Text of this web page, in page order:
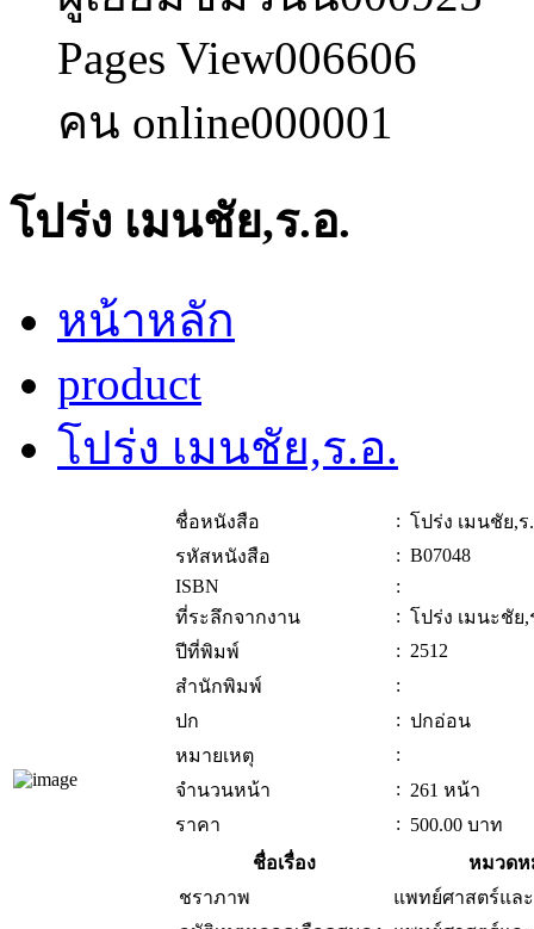
Pages View006606
คน online000001
โปร่ง เมนชัย,ร.อ.
หน้าหลัก
product
โปร่ง เมนชัย,ร.อ.
ชื่อหนังสือ : โปร่ง เมนชัย,ร
รหัสหนังสือ
: B07048
ISBN
:
ที่ระลึกจากงาน
: โปร่ง เมนะชัย,
ปีที่พิมพ์
: 2512
สำนักพิมพ์
:
ปก
: ปกอ่อน
หมายเหตุ
:
จำนวนหน้า
: 261 หน้า
ราคา
: 500.00 บาท
ชื่อเรื่อง
หมวด
ชราภาพ
แพทย์ศาสตร์แล